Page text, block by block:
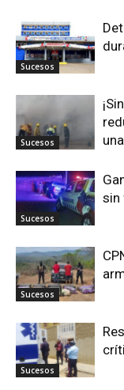
Sucesos
Sucesos
Sucesos
sin
Sucesos
Sucesos